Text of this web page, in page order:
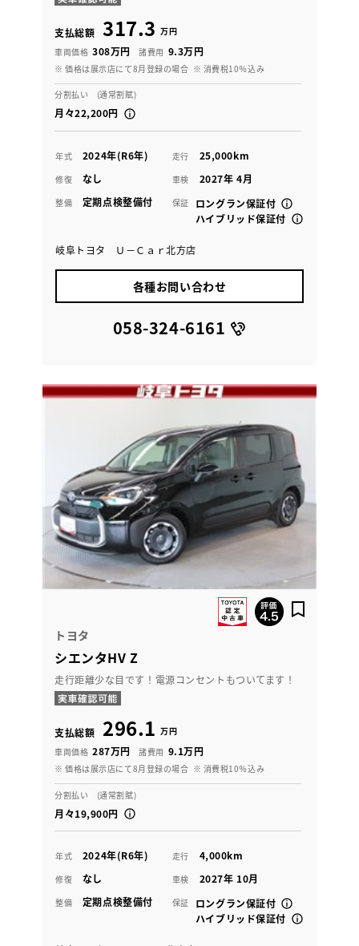
支払総額 317.3 万円
車両価格 308万円 諸費用 9.3万円
※ 価格は展示店にて8月登録の場合 ※ 消費税10％込み
分割払い (通常割賦)
月々22,200円
年式 2024年(R6年) 走行 25,000km
修復 なし 車検 2027年 4月
整備 定期点検整備付 保証
ロングラン保証付
ハイブリッド保証付
岐阜トヨタ Ｕ－Ｃａｒ北方店
各種お問い合わせ
058-324-6161
トヨタ
シエンタHV Z
走行距離少な目です！電源コンセントもついてます！
支払総額 296.1 万円
車両価格 287万円 諸費用 9.1万円
※ 価格は展示店にて8月登録の場合 ※ 消費税10％込み
分割払い (通常割賦)
月々19,900円
年式 2024年(R6年) 走行 4,000km
修復 なし 車検 2027年 10月
整備 定期点検整備付 保証
ロングラン保証付
ハイブリッド保証付